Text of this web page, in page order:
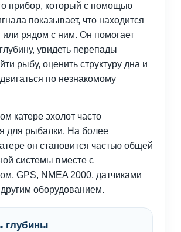
прибор, который с помощью
показывает, что находится
или рядом с ним. Он помогает
увидеть перепады
рыбу, оценить структуру дна и
по незнакомому
катере эхолот часто
для рыбалки. На более
он становится частью общей
системы вместе с
GPS, NMEA 2000, датчиками
оборудованием.
глубины